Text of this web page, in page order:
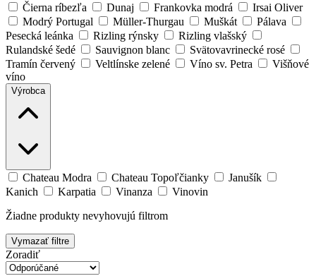
Čierna ríbezľa
Dunaj Frankovka modrá
Irsai Oliver
Modrý Portugal
Müller-Thurgau Muškát
Pálava
Pesecká leánka
Rizling rýnsky
Rizling vlašský
Rulandské šedé
Sauvignon blanc
Svätovavrinecké rosé
Tramín červený
Veltlínske zelené Víno sv. Petra
Višňové
víno
Výrobca
Chateau Modra Chateau Topoľčianky
Janušík
Kanich
Karpatia Vinanza
Vinovin
Žiadne produkty nevyhovujú filtrom
Vymazať filtre
Zoradiť